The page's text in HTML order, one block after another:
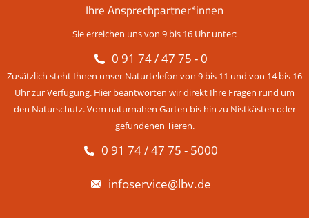
Ihre Ansprechpartner*innen
Sie erreichen uns von 9 bis 16 Uhr unter:
0 91 74 / 47 75 - 0
Zusätzlich steht Ihnen unser Naturtelefon von 9 bis 11 und von 14 bis 16
Uhr zur Verfügung. Hier beantworten wir direkt Ihre Fragen rund um
den Naturschutz. Vom naturnahen Garten bis hin zu Nistkästen oder
gefundenen Tieren.
0 91 74 / 47 75 - 5000
infoservice@lbv.de